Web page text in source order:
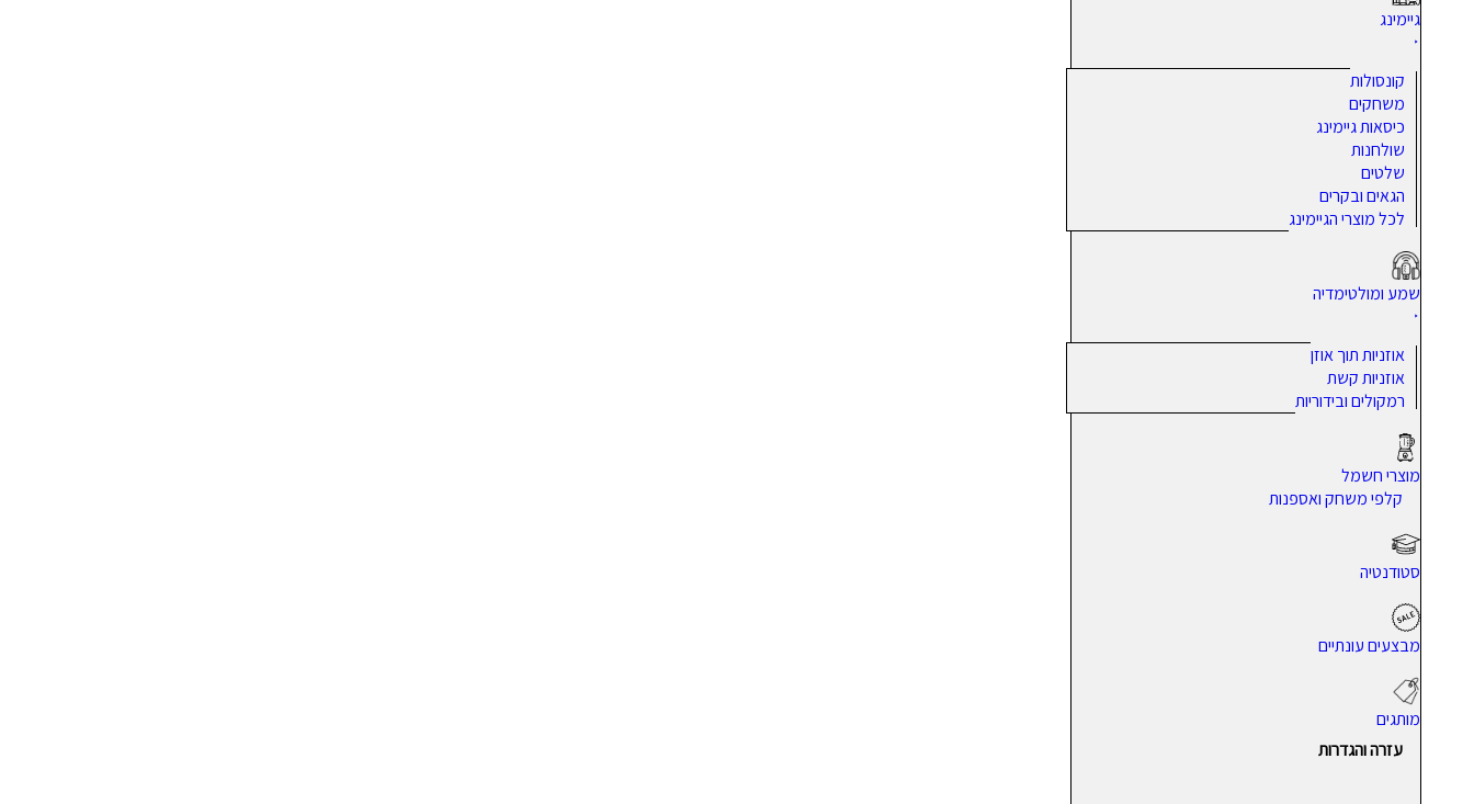
גיימינג
קונסולות
משחקים
כיסאות גיימינג
שולחנות
שלטים
הגאים ובקרים
לכל מוצרי הגיימינג
שמע ומולטימדיה
אוזניות תוך אוזן
אוזניות קשת
רמקולים ובידוריות
מוצרי חשמל
קלפי משחק ואספנות
סטודנטיה
מבצעים עונתיים
מותגים
עזרה והגדרות